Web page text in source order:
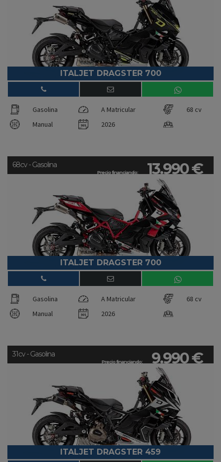
ITALJET DRAGSTER 700
Gasolina A Matricular
68 cv
Manual
2026
Precio financiando: 13.990 €
68cv - Gasolina
ITALJET DRAGSTER 700
Gasolina A Matricular
68 cv
Manual
2026
Precio financiando: 9.990 €
31cv - Gasolina
ITALJET DRAGSTER 459